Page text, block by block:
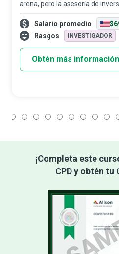
arena, pero la asesoría de
es tan atemporal como el
analistas financieros evalúan
oportunidades de inversión y
Salario promedio
Rasgos
INVESTIGADOR
Obtén más información
¡Completa este
CPD y obtén